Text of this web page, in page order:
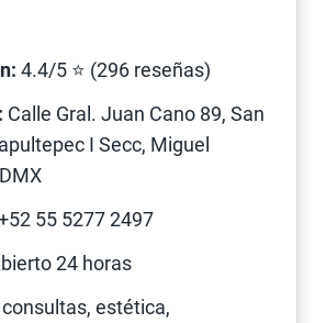
4.4/5 ⭐ (296 reseñas)
Calle Gral. Juan Cano 89, San
I Secc, Miguel
55 5277 2497
24 horas
consultas, estética,